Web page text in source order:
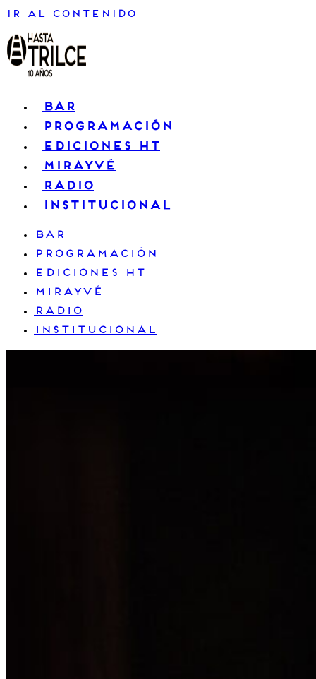
Ir al contenido
BAR
PROGRAMACIÓN
EDICIONES HT
MIRAYVÉ
RADIO
INSTITUCIONAL
BAR
PROGRAMACIÓN
EDICIONES HT
MIRAYVÉ
RADIO
INSTITUCIONAL